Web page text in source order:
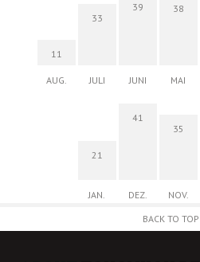
11
AUG.
33
JULI
39
JUNI
38
MAI
21
JAN.
41
DEZ.
35
NOV.
BACK TO TOP